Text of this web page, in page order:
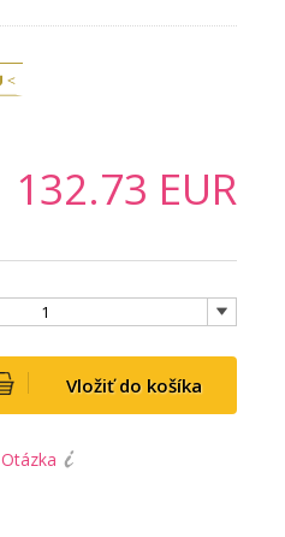
132.73 EUR
1
Vložiť do košíka
Otázka